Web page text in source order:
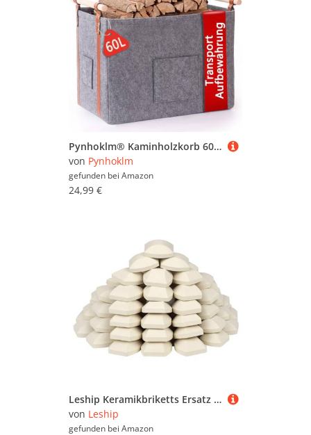
Pynhoklm® Kaminholzkorb 60L Holzkorb für Kaminholz 4mm dicker Filzkorb Brennholzkorb Kaminkorb mit Holzgriff Feuerholzkorb Korb für Kaminholz, Zeitungen, Kleidung für Transport & Aufbewahrung
von Pynhoklm
gefunden bei Amazon
24,99 €
Leship Keramikbriketts Ersatz für Turbo, Nexgrill Gasgrills, Gasgrill Briketts Ersatz für Lavasteine, 100 Stück, 5,1 x 5,1 cm
von Leship
gefunden bei Amazon